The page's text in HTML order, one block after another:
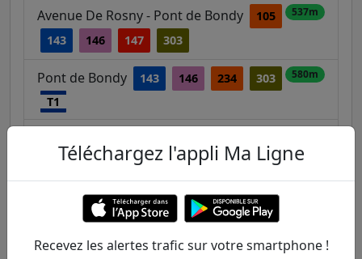
Avenue De Rosny - Pont de Bondy
105
143
146 147 303
537m
Pont de Bondy 143 146 234
303
T1
580m
234 303
Téléchargez l'appli Ma Ligne
Recevez les alertes trafic sur votre smartphone !